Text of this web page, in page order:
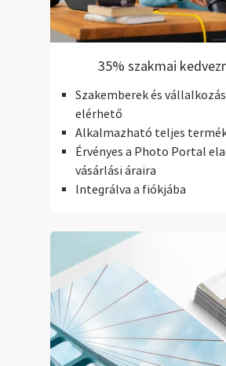
35% szakmai
Szakemberek és
elérhető
Alkalmazható teljes
Érvényes a Photo Portal
vásárlási áraira
Integrálva a fiókjába